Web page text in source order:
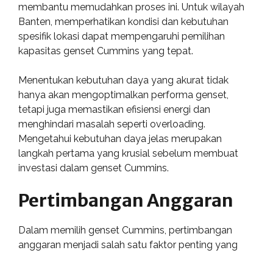
membantu memudahkan proses ini. Untuk wilayah
Banten, memperhatikan kondisi dan kebutuhan
spesifik lokasi dapat mempengaruhi pemilihan
kapasitas genset Cummins yang tepat.
Menentukan kebutuhan daya yang akurat tidak
hanya akan mengoptimalkan performa genset,
tetapi juga memastikan efisiensi energi dan
menghindari masalah seperti overloading.
Mengetahui kebutuhan daya jelas merupakan
langkah pertama yang krusial sebelum membuat
investasi dalam genset Cummins.
Pertimbangan Anggaran
Dalam memilih genset Cummins, pertimbangan
anggaran menjadi salah satu faktor penting yang